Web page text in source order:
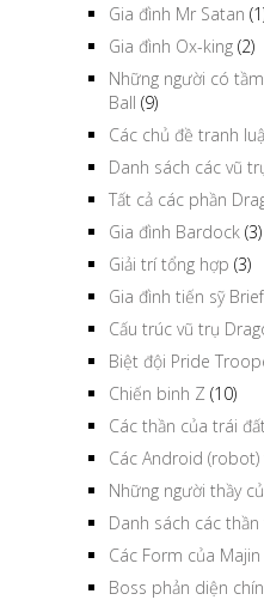
Gia đình Mr Satan
Gia đình Ox-king (2)
Những người có
Ball (9)
Các chủ đề tranh
Danh sách các vũ
Tất cả các phần
Gia đình Bardock (3)
Giải trí tổng hợp (3)
Gia đình tiến sỹ Brief
Cấu trúc vũ trụ
Biệt đội Pride
Chiến binh Z (10)
Các thần của trái
Các Android
Những người thầy
Danh sách các
Các Form của Majin
Boss phản diện